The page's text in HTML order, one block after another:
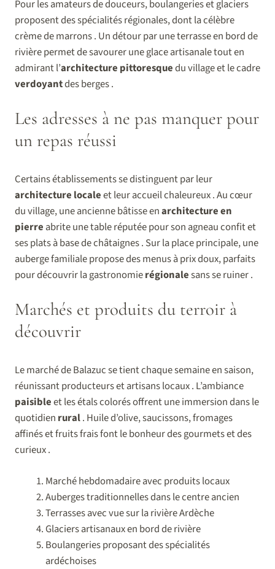
Pour les amateurs de douceurs, boulangeries et glaciers
proposent des spécialités régionales, dont la célèbre
crème de marrons . Un détour par une terrasse en bord de
rivière permet de savourer une glace artisanale tout en
admirant l’architecture pittoresquedu village et le cadre
verdoyantdes berges .
Les adresses à ne pas manquer pour
un repas réussi
Certains établissements se distinguent par leur
architecture localeet leur accueil chaleureux . Au cœur
du village, une ancienne bâtisse enarchitecture en
pierre abrite une table réputée pour son agneau confit et
ses plats à base de châtaignes . Sur la place principale, une
auberge familiale propose des menus à prix doux, parfaits
pour découvrir la gastronomierégionalesans se ruiner .
Marchés et produits du terroir à
découvrir
Le marché de Balazuc se tient chaque semaine en saison,
réunissant producteurs et artisans locaux . L’ambiance
paisibleet les étals colorés offrent une immersion dans le
quotidien rural. Huile d’olive, saucissons, fromages
affinés et fruits frais font le bonheur des gourmets et des
curieux .
Marché hebdomadaire avec produits locaux
Auberges traditionnelles dans le centre ancien
Terrasses avec vue sur la rivière Ardèche
Glaciers artisanaux en bord de rivière
Boulangeries proposant des spécialités
ardéchoises